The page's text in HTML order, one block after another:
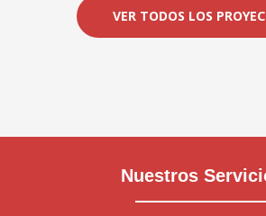
VER TODOS LOS
Nuestros